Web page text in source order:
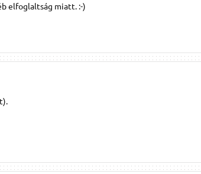
elfoglaltság miatt. :-)